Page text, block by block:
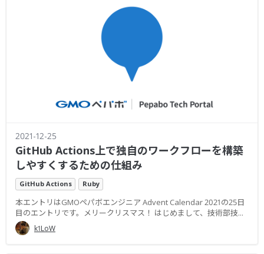
2021-12-25
GitHub Actions上で独自のワークフローを構築
しやすくするための仕組み
GitHub Actions Ruby
本エントリはGMOペパボエンジニア Advent Calendar 2021の25日
目のエントリです。メリークリスマス！ はじめまして、技術部技...
k1LoW